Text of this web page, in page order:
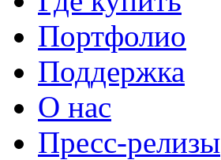
Портфолио
Поддержка
О нас
Пресс-релизы